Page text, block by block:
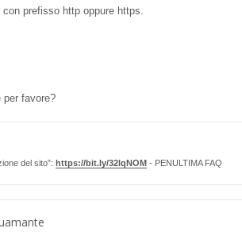
prefisso http oppure https.
per favore?
del sito”: https://bit.ly/32lqNOM - PENULTIMA FAQ